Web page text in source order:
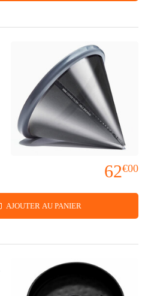
62€00
AJOUTER AU PANIER